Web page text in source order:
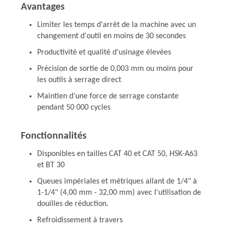
Avantages
Limiter les temps d'arrêt de la machine avec un
changement d'outil en moins de 30 secondes
Productivité et qualité d'usinage élevées
Précision de sortie de 0,003 mm ou moins pour
les outils à serrage direct
Maintien d'une force de serrage constante
pendant 50 000 cycles
Fonctionnalités
Disponibles en tailles CAT 40 et CAT 50, HSK-A63
et BT 30
Queues impériales et métriques allant de 1/4" à
1-1/4" (4,00 mm - 32,00 mm) avec l'utilisation de
douilles de réduction.
Refroidissement à travers